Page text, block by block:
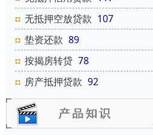
无抵押空放贷款 107
垫资还款 89
按揭房转贷 78
房产抵押贷款 92